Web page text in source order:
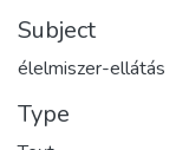
Subject
élelmiszer-ellátás
Type